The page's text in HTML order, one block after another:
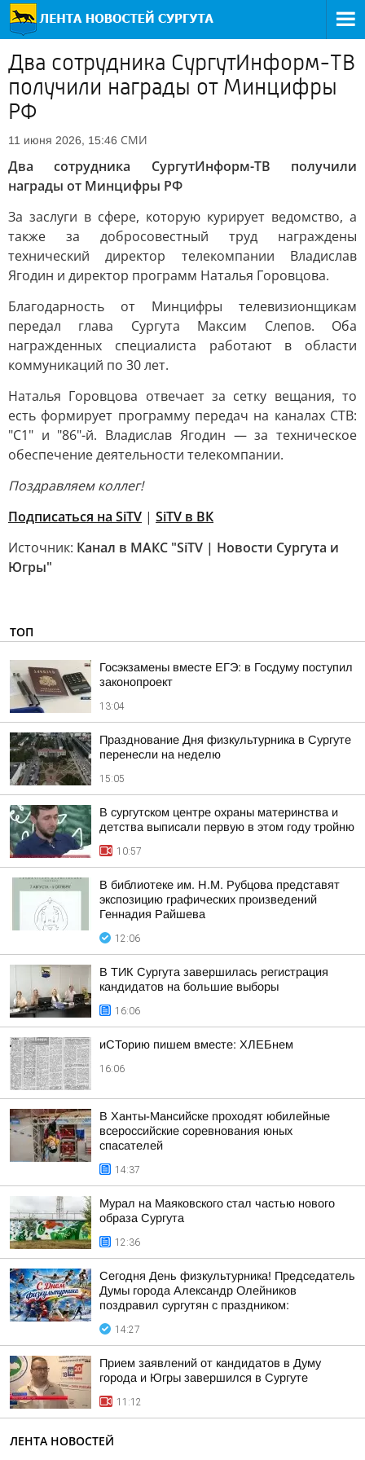
Два сотрудника СургутИнформ-ТВ
получили награды от Минцифры
РФ
11 июня 2026, 15:46 СМИ
Два сотрудника СургутИнформ-ТВ получили
награды от Минцифры РФ
За заслуги в сфере, которую курирует ведомство, а
также за добросовестный труд награждены
технический директор телекомпании Владислав
Ягодин и директор программ Наталья Горовцова.
Благодарность от Минцифры телевизионщикам
передал глава Сургута Максим Слепов. Оба
награжденных специалиста работают в области
коммуникаций по 30 лет.
Наталья Горовцова отвечает за сетку вещания, то
есть формирует программу передач на каналах СТВ:
"С1" и "86"-й. Владислав Ягодин — за техническое
обеспечение деятельности телекомпании.
Поздравляем коллег!
Подписаться на SiTV | SiTV в ВК
Источник: Канал в МАКС "SiTV | Новости Сургута и
Югры"
ТОП
Госэкзамены вместе ЕГЭ: в Госдуму поступил
законопроект
13:04
Празднование Дня физкультурника в Сургуте
перенесли на неделю
15:05
В сургутском центре охраны материнства и
детства выписали первую в этом году тройню
10:57
В библиотеке им. Н.М. Рубцова представят
экспозицию графических произведений
Геннадия Райшева
12:06
В ТИК Сургута завершилась регистрация
кандидатов на большие выборы
16:06
иСТорию пишем вместе: ХЛЕБнем
16:06
В Ханты-Мансийске проходят юбилейные
всероссийские соревнования юных
спасателей
14:37
Мурал на Маяковского стал частью нового
образа Сургута
12:36
Сегодня День физкультурника! Председатель
Думы города Александр Олейников
поздравил сургутян с праздником:
14:27
Прием заявлений от кандидатов в Думу
города и Югры завершился в Сургуте
11:12
ЛЕНТА НОВОСТЕЙ